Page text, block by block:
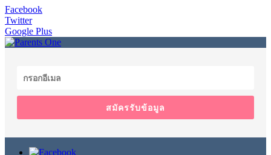
Facebook
Twitter
Google Plus
สมัครรับข้อมูล